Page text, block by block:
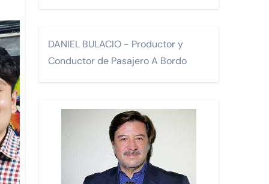
para la comunidad LGTBI en un encuentro
DANIEL BULACIO - Productor y
Conductor de Pasajero A Bordo